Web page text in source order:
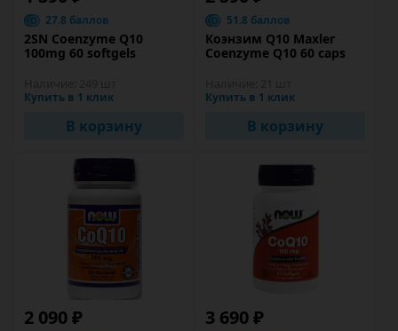
27.8 баллов
2SN Coenzyme Q10
100mg 60 softgels
Купить в 1 клик
В корзину
51.8 баллов
Коэнзим Q10 Maxler
Coenzyme Q10 60 caps
Купить в 1 клик
В корзину
2 090 ₽ 3 690 ₽